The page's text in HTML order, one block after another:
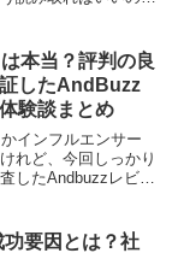
本当？評判の良
したAndBuzz
験談まとめ
インフルエンサー
れど、今回しっかり
したAndbuzzレビュ
要因とは？社